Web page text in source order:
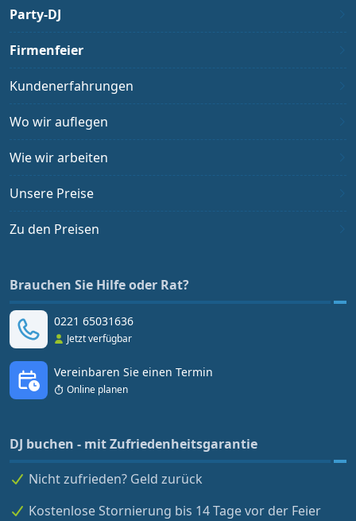
Party-DJ
Firmenfeier
Kundenerfahrungen
Wo wir auflegen
Wie wir arbeiten
Unsere Preise
Zu den Preisen
Brauchen Sie Hilfe oder Rat?
0221 65031636
Jetzt verfügbar
Vereinbaren Sie einen Termin
Online planen
DJ buchen - mit Zufriedenheitsgarantie
Nicht zufrieden? Geld zurück
Kostenlose Stornierung bis 14 Tage vor der Feier